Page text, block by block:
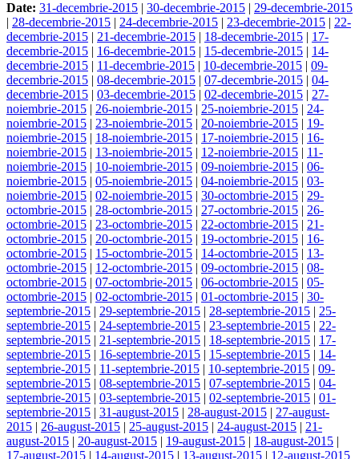
Date: 31-decembrie-2015 | 30-decembrie-2015 | 29-decembrie-2015
| 28-decembrie-2015 | 24-decembrie-2015 | 23-decembrie-2015 | 22-
decembrie-2015 | 21-decembrie-2015 | 18-decembrie-2015 | 17-
decembrie-2015 | 16-decembrie-2015 | 15-decembrie-2015 | 14-
decembrie-2015 | 11-decembrie-2015 | 10-decembrie-2015 | 09-
decembrie-2015 | 08-decembrie-2015 | 07-decembrie-2015 | 04-
decembrie-2015 | 03-decembrie-2015 | 02-decembrie-2015 | 27-
noiembrie-2015 | 26-noiembrie-2015 | 25-noiembrie-2015 | 24-
noiembrie-2015 | 23-noiembrie-2015 | 20-noiembrie-2015 | 19-
noiembrie-2015 | 18-noiembrie-2015 | 17-noiembrie-2015 | 16-
noiembrie-2015 | 13-noiembrie-2015 | 12-noiembrie-2015 | 11-
noiembrie-2015 | 10-noiembrie-2015 | 09-noiembrie-2015 | 06-
noiembrie-2015 | 05-noiembrie-2015 | 04-noiembrie-2015 | 03-
noiembrie-2015 | 02-noiembrie-2015 | 30-octombrie-2015 | 29-
octombrie-2015 | 28-octombrie-2015 | 27-octombrie-2015 | 26-
octombrie-2015 | 23-octombrie-2015 | 22-octombrie-2015 | 21-
octombrie-2015 | 20-octombrie-2015 | 19-octombrie-2015 | 16-
octombrie-2015 | 15-octombrie-2015 | 14-octombrie-2015 | 13-
octombrie-2015 | 12-octombrie-2015 | 09-octombrie-2015 | 08-
octombrie-2015 | 07-octombrie-2015 | 06-octombrie-2015 | 05-
octombrie-2015 | 02-octombrie-2015 | 01-octombrie-2015 | 30-
septembrie-2015 | 29-septembrie-2015 | 28-septembrie-2015 | 25-
septembrie-2015 | 24-septembrie-2015 | 23-septembrie-2015 | 22-
septembrie-2015 | 21-septembrie-2015 | 18-septembrie-2015 | 17-
septembrie-2015 | 16-septembrie-2015 | 15-septembrie-2015 | 14-
septembrie-2015 | 11-septembrie-2015 | 10-septembrie-2015 | 09-
septembrie-2015 | 08-septembrie-2015 | 07-septembrie-2015 | 04-
septembrie-2015 | 03-septembrie-2015 | 02-septembrie-2015 | 01-
septembrie-2015 | 31-august-2015 | 28-august-2015 | 27-august-
2015 | 26-august-2015 | 25-august-2015 | 24-august-2015 | 21-
august-2015 | 20-august-2015 | 19-august-2015 | 18-august-2015 |
17-august-2015 | 14-august-2015 | 13-august-2015 | 12-august-2015